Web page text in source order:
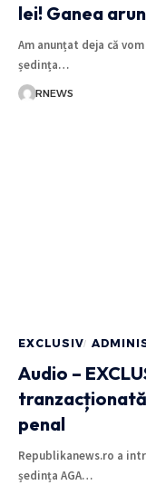
lei! Ganea
Am anunțat deja că
ședința…
RNEWS
EXCLUSIV
Audio –
tranzacționată
penal
Republikanews.ro a
ședința AGA…